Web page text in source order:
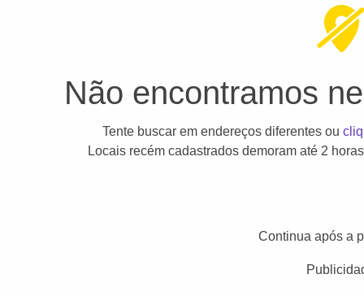
Não encontramos
Tente buscar em endereços diferentes ou
Locais recém cadastrados demoram até 2
Continua após a